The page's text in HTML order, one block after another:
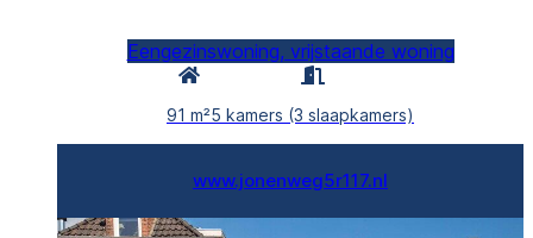
Eengezinswoning, vrijstaande woning
91 m²5 kamers (3 slaapkamers)
www.jonenweg5r117.nl